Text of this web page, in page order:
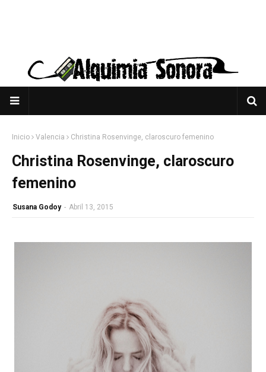
Inicio Valencia Christina Rosenvinge, claroscuro femenino
Christina Rosenvinge, claroscuro
femenino
Susana Godoy - Abril 13, 2015